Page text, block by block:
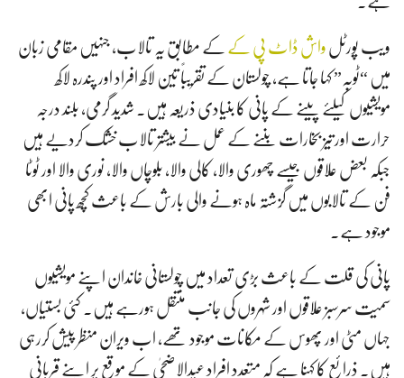
ویب پورٹل واش ڈاٹ پی کے
کے مطابق یہ تالاب، جنہیں مقامی زبان
میں “ٹوبہ” کہا جاتا ہے، چولستان کے تقریباً تین لاکھ افراد اور پندرہ لاکھ
مویشیوں کیلئے پینے کے پانی کا بنیادی ذریعہ ہیں۔ شدید گرمی، بلند درجہ
حرارت اور تیز بخارات بننے کے عمل نے بیشتر تالاب خشک کردیے ہیں
جبکہ بعض علاقوں جیسے چھوری والا، کالی والا، بلوچاں والا، نوری والا اور ٹوٹا
فن کے تالابوں میں گزشتہ ماہ ہونے والی بارش کے باعث کچھ پانی ابھی
موجود ہے۔
پانی کی قلت کے باعث بڑی تعداد میں چولستانی خاندان اپنے مویشیوں
سمیت سرسبز علاقوں اور شہروں کی جانب منتقل ہورہے ہیں۔ کئی بستیاں،
جہاں مٹی اور پھوس کے مکانات موجود تھے، اب ویران منظر پیش کررہی
ہیں۔ ذرائع کا کہنا ہے کہ متعدد افراد عیدالاضحیٰ کے موقع پر اپنے قربانی